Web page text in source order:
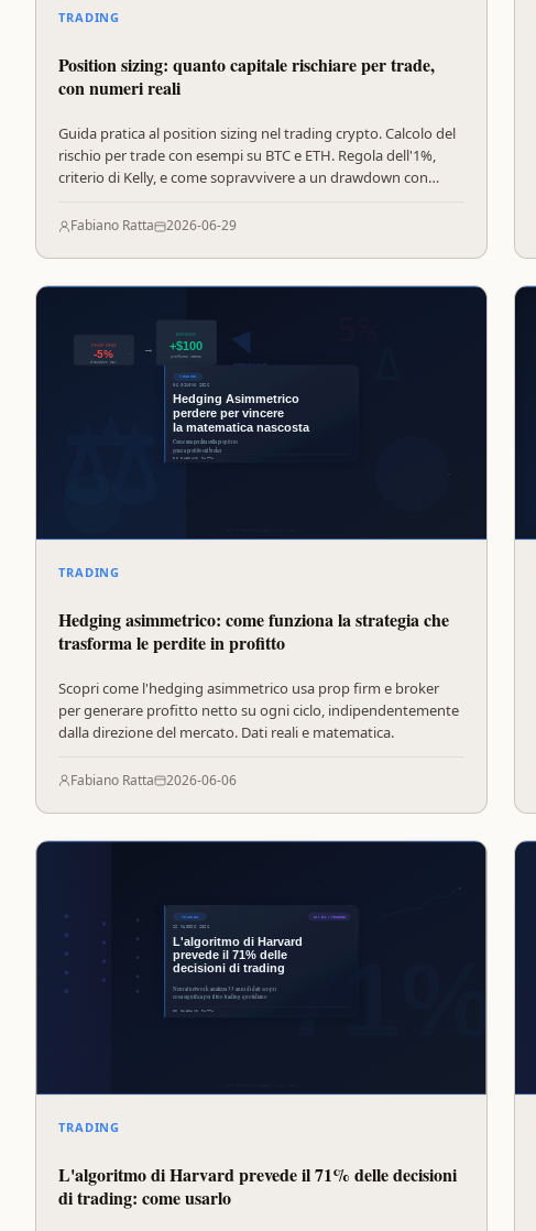
TRADING
Position sizing: quanto capitale rischiare per trade,
con numeri reali
Guida pratica al position sizing nel trading crypto. Calcolo del
rischio per trade con esempi su BTC e ETH. Regola dell'1%,
criterio di Kelly, e come sopravvivere a un drawdown con
Fabiano Ratta 2026-06-29
TRADING
Hedging asimmetrico: come funziona la strategia che
trasforma le perdite in profitto
Scopri come l'hedging asimmetrico usa prop firm e broker
per generare profitto netto su ogni ciclo, indipendentemente
dalla direzione del mercato. Dati reali e matematica.
Fabiano Ratta 2026-06-06
TRADING
L'algoritmo di Harvard prevede il 71% delle decisioni
di trading: come usarlo